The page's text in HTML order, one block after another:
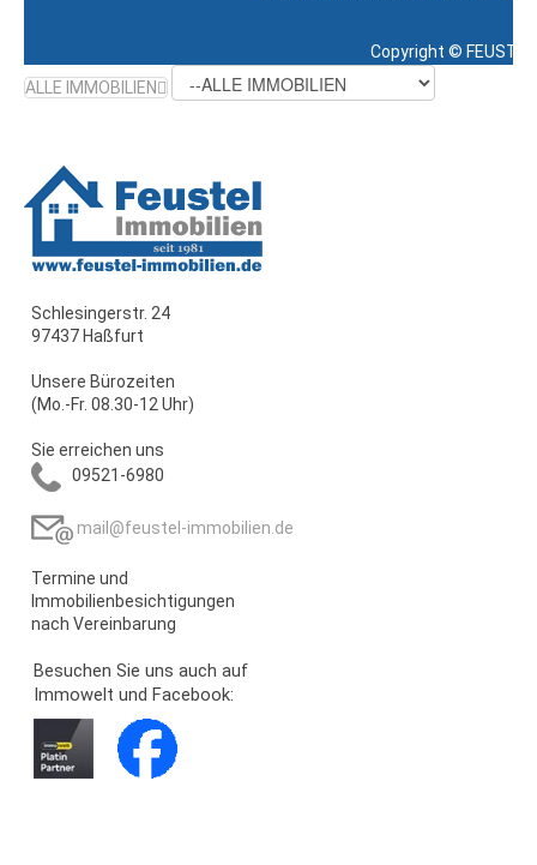
Copyright ©
ALLE IMMOBILIEN
Schlesingerstr. 24
97437 Haßfurt
Unsere Bürozeiten
(Mo.-Fr. 08.30-12 Uhr)
Sie erreichen uns
09521-6980
mail@feustel-immobilien.de
Termine und
Immobilienbesichtigungen
nach Vereinbarung
Besuchen Sie uns auch auf
Immowelt und Facebook: